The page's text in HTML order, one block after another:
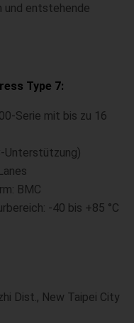
und entstehende
Type 7:
Serie mit bis zu 16
Unterstützung)
BMC
-40 bis +85 °C
Dist., New Taipei City